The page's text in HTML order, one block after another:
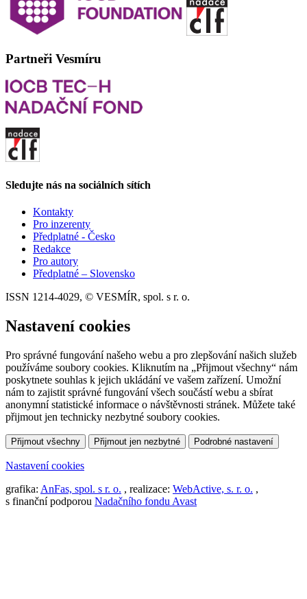
Partneři Vesmíru
Sledujte nás na sociálních sítích
Kontakty
Pro inzerenty
Předplatné - Česko
Redakce
Pro autory
Předplatné – Slovensko
ISSN 1214-4029, © VESMÍR, spol. s r. o.
Nastavení cookies
Pro správné fungování našeho webu a pro zlepšování našich služeb
používáme soubory cookies. Kliknutím na „Přijmout všechny“ nám
poskytnete souhlas k jejich ukládání ve vašem zařízení. Umožní
nám to zajistit správné fungování všech součástí webu a sbírat
anonymní statistické informace o návštěvnosti stránek. Můžete také
přijmout jen technicky nezbytné soubory cookies.
Přijmout všechny Přijmout jen nezbytné Podrobné nastavení
Nastavení cookies
grafika: AnFas, spol. s r. o. , realizace: WebActive, s. r. o. ,
s finanční podporou Nadačního fondu Avast